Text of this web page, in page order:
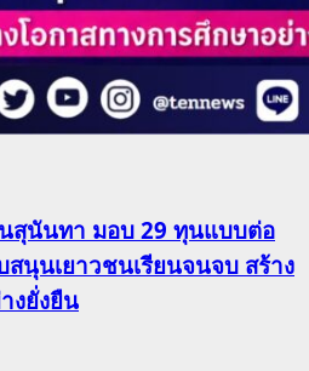
สุนันทา มอบ 29 ทุนแบบต่อ
นุนเยาวชนเรียนจนจบ สร้าง
งยั่งยืน